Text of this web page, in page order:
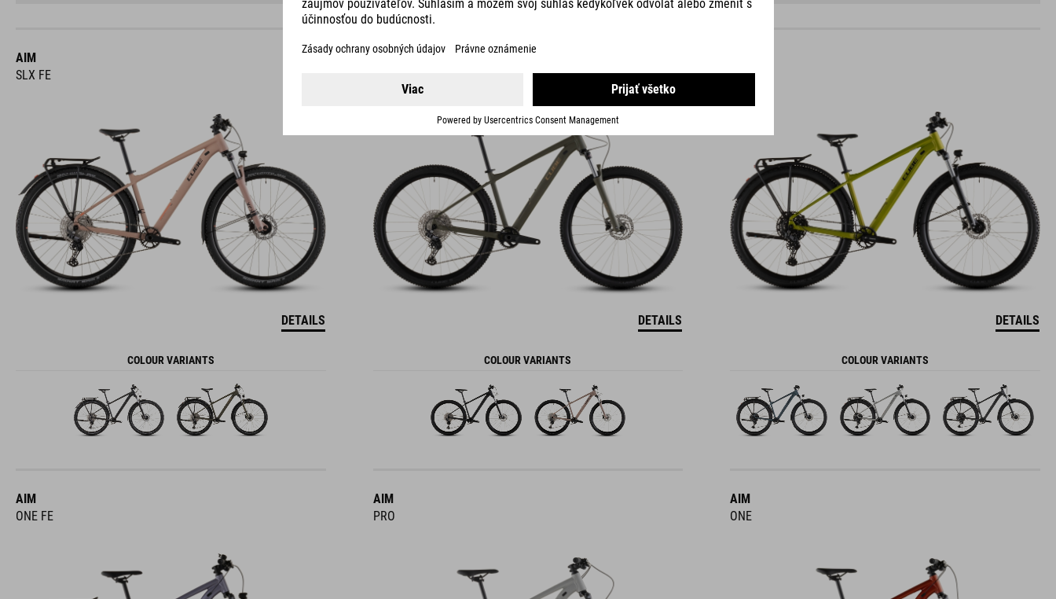
AIM
SLX FE
DETAILS
COLOUR VARIANTS
AIM
DETAILS
COLOUR VARIANTS
PRO FE
DETAILS
COLOUR VARIANTS
AIM
ONE FE
AIM
PRO
AIM
ONE